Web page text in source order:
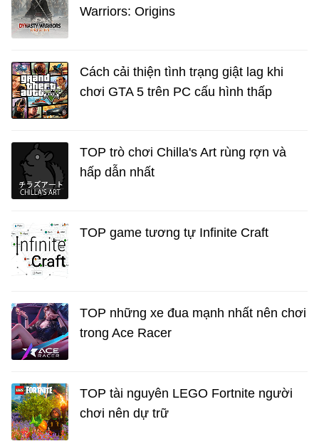
Warriors: Origins
Cách cải thiện tình trạng giật lag khi
chơi GTA 5 trên PC cấu hình thấp
TOP trò chơi Chilla's Art rùng rợn và
hấp dẫn nhất
TOP game tương tự Infinite Craft
TOP những xe đua mạnh nhất nên chơi
trong Ace Racer
TOP tài nguyên LEGO Fortnite người
chơi nên dự trữ